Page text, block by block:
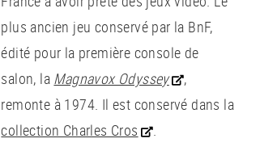
plus ancien jeu conservé par la BnF,
édité pour la première console de
salon, la Magnavox Odyssey
,
remonte à 1974. Il est conservé dans la
collection Charles Cros
.